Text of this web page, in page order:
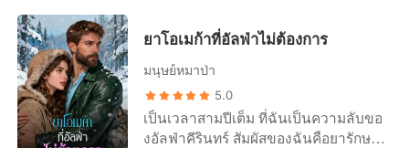
ยาโอเมก้าที่อัลฟ่าไม่ต้องการ
มนุษย์หมาป่า
5.0
เป็นเวลาสามปีเต็ม ที่ฉันเป็นความลับขอ
งอัลฟ่าคีรินทร์ สัมผัสของฉันคือยารักษา